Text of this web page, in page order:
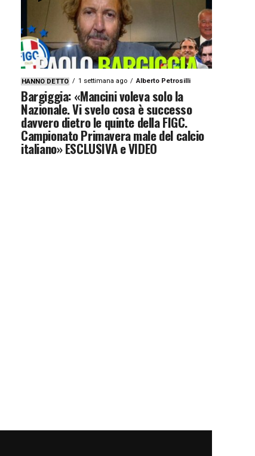
HANNO DETTO 1 settimana ago Alberto Petrosilli
Bargiggia: «Mancini voleva solo la
Nazionale. Vi svelo cosa è successo
davvero dietro le quinte della FIGC.
Campionato Primavera male del calcio
italiano» ESCLUSIVA e VIDEO